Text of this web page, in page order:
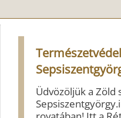
Üdvözöljük a Zöld